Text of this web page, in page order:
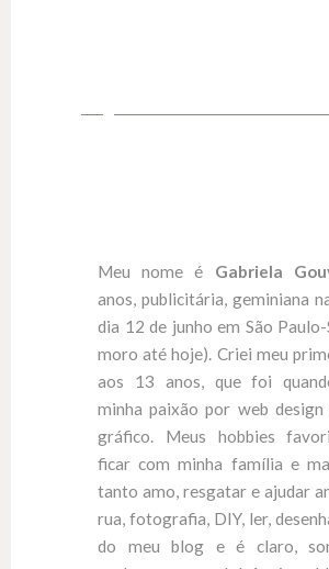
Meu nome é Gabriela
anos, publicitária, geminiana
dia 12 de junho em São
moro até hoje). Criei meu
aos 13 anos, que foi
minha paixão por web design
gráfico. Meus hobbies
ficar com minha família e
tanto amo, resgatar e ajudar
rua, fotografia, DIY, ler,
do meu blog e é claro,